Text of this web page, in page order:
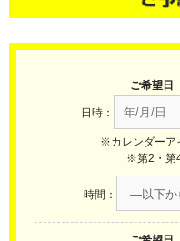
ご希望日
日時：
※カレンダーア
※第2・第
時間：